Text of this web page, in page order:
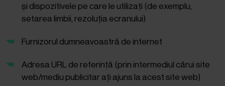
și dispozitivele pe care le utilizați (de exemplu,
setarea limbii, rezoluția ecranului)
Furnizorul dumneavoastră de internet
Adresa URL de referință (prin intermediul cărui site
web/mediu publicitar ați ajuns la acest site web)